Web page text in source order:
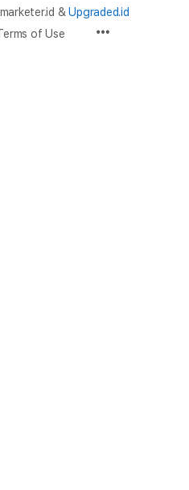
&Upgraded.id
of Use